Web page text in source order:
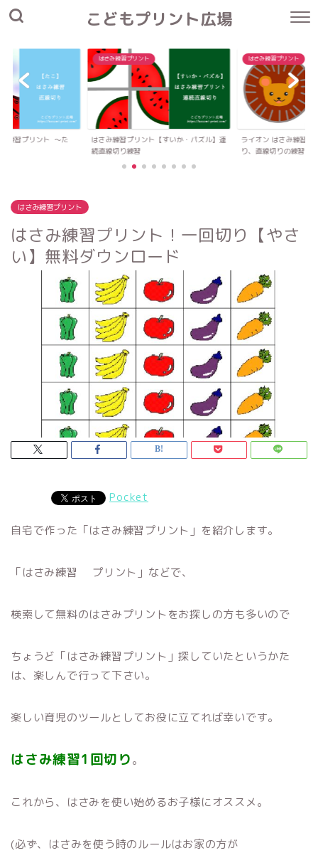
こどもプリント広場
練習プリント 〜た
はさみ練習プリント
はさみ練習プリント【すいか・パズル】連
続直線切り練習
はさみ練習プリント
ライオン はさみ練習プ
り、直線切りの練習
はさみ練習プリント
はさみ練習プリント！一回切り【やさ
い】無料ダウンロード
Pocket
自宅で作った「はさみ練習プリント」を紹介します。
「はさみ練習 プリント」などで、
検索して無料のはさみプリントをお探しの方も多いので
ちょうど「はさみ練習プリント」探していたというかた
は、楽しんで行って下さい。
楽しい育児のツールとしてお役に立てれば幸いです。
はさみ練習1回切り。
これから、はさみを使い始めるお子様にオススメ。
(必ず、はさみを使う時のルールはお家の方が